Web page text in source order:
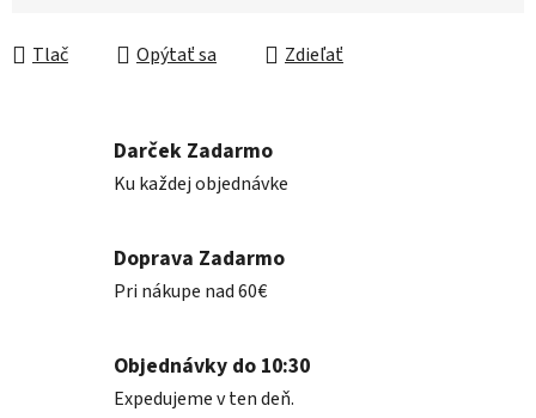
Tlač
Opýtať sa Zdieľať
Darček Zadarmo
Ku každej objednávke
Doprava Zadarmo
Pri nákupe nad 60€
Objednávky do 10:30
Expedujeme v ten deň.